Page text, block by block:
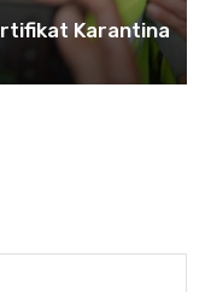
Karantina